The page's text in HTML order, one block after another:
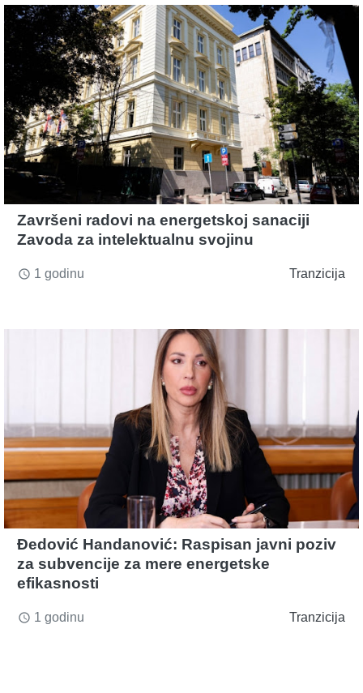
Završeni radovi na energetskoj sanaciji
Zavoda za intelektualnu svojinu
access_time 1 godinu Tranzicija
Đedović Handanović: Raspisan javni poziv
za subvencije za mere energetske
efikasnosti
access_time 1 godinu Tranzicija